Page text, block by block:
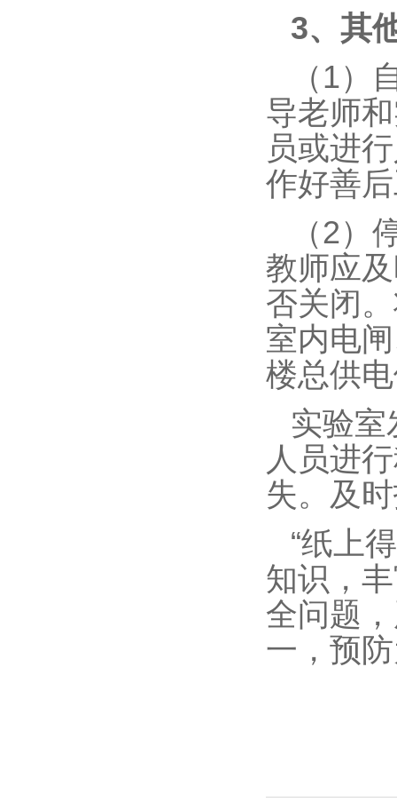
3、其
（1）
导老师
员或进
作好善
（2）
教师应
否关闭
室内电
楼总供
实验室
人员进
失。及
“纸上
知识，
全问题
一，预